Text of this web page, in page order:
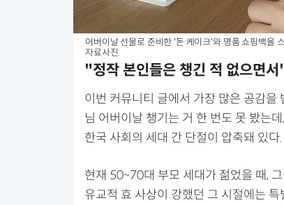
어버이날 선물로 준비한 '돈 케이크'와 명품 쇼핑백을
자료사진.
"정작 본인들은 챙긴 적 없으면
이번 커뮤니티 글에서 가장 많은 공감
님 어버이날 챙기는 거 한 번도 못 봤는
한국 사회의 세대 간 단절이 압축돼 있다.
현재 50~70대 부모 세대가 젊었을 때,
유교적 효 사상이 강했던 그 시절에는